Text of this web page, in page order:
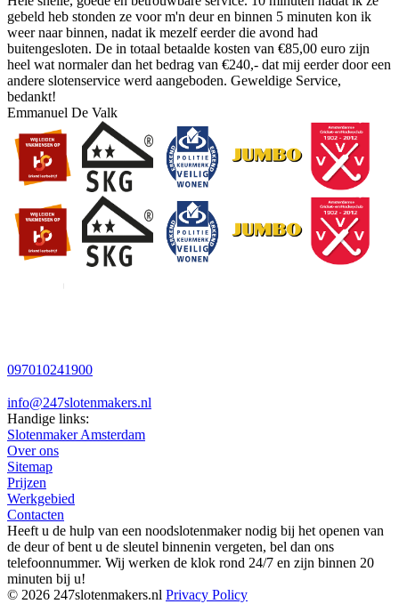
gebeld heb stonden ze voor m'n deur en binnen 5 minuten kon ik
weer naar binnen, nadat ik mezelf eerder die avond had
buitengesloten. De in totaal betaalde kosten van €85,00 euro zijn
heel wat normaler dan het bedrag van €240,- dat mij eerder door een
andere slotenservice werd aangeboden. Geweldige Service,
bedankt!
Emmanuel De Valk
097010241900
info@247slotenmakers.nl
Handige links:
Slotenmaker Amsterdam
Over ons
Sitemap
Prijzen
Werkgebied
Contacten
Heeft u de hulp van een noodslotenmaker nodig bij het openen van
de deur of bent u de sleutel binnenin vergeten, bel dan ons
telefoonnummer. Wij werken de klok rond 24/7 en zijn binnen 20
minuten bij u!
© 2026 247slotenmakers.nl Privacy Policy